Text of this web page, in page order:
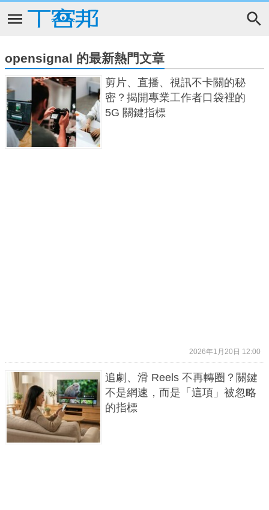
opensignal 的最新熱門文章
剪片、直播、視訊不卡關的秘
密？揭開專業工作者口袋裡的
5G 關鍵指標
2026年1月20日 12:00
追劇、滑 Reels 不再轉圈？關鍵
不是網速，而是「這項」被忽略
的指標